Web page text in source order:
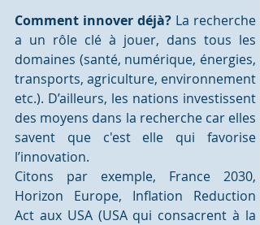
Comment innover déjà? La recherche
a un rôle clé à jouer, dans tous les
domaines (santé, numérique, énergies,
transports, agriculture, environnement
etc.). D’ailleurs, les nations investissent
des moyens dans la recherche car elles
savent que c'est elle qui favorise
l’innovation.
Citons par exemple, France 2030,
Horizon Europe, Inflation Reduction
Act aux USA (USA qui consacrent à la